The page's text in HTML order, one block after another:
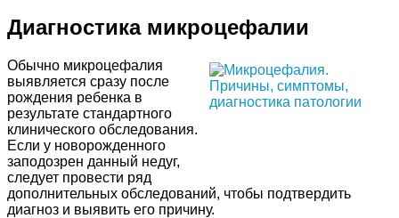
Диагностика микроцефалии
Обычно микроцефалия
выявляется сразу после
рождения ребенка в
результате стандартного
клинического обследования.
Если у новорожденного
заподозрен данный недуг,
следует провести ряд
дополнительных обследований, чтобы подтвердить
диагноз и выявить его причину.